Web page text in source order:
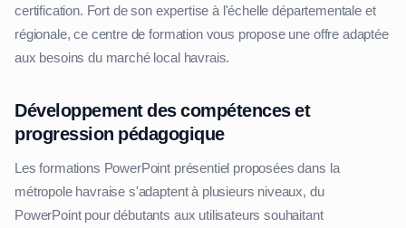
certification. Fort de son expertise à l'échelle départementale et
régionale, ce centre de formation vous propose une offre adaptée
aux besoins du marché local havrais.
Développement des compétences et
progression pédagogique
Les formations PowerPoint présentiel proposées dans la
métropole havraise s'adaptent à plusieurs niveaux, du
PowerPoint pour débutants aux utilisateurs souhaitant